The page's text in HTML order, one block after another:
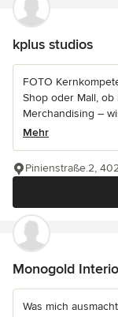
kplus studios
FOTO
Shop oder Mall, ob
Merchandising –
Mehr
Pinienstraße.2,
Monogold
Was mich